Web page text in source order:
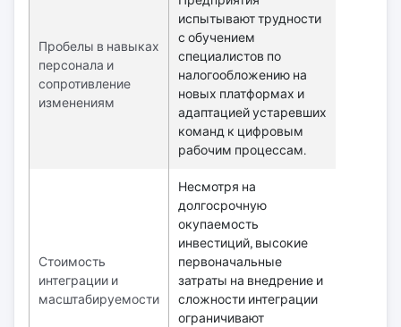
Пробелы в навыках
персонала и
сопротивление
изменениям
испытывают трудности
с обучением
специалистов по
налогообложению на
новых платформах и
адаптацией устаревших
команд к цифровым
рабочим процессам.
Стоимость
интеграции и
масштабируемости
Несмотря на
долгосрочную
окупаемость
инвестиций, высокие
первоначальные
затраты на внедрение и
сложности интеграции
ограничивают